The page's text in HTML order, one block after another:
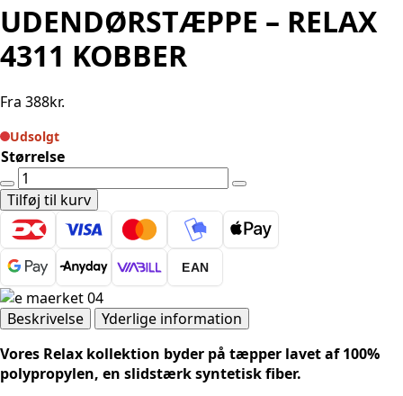
UDENDØRSTÆPPE – RELAX
4311 KOBBER
Fra 388kr.
Udsolgt
Størrelse
UDENDØRSTÆPPE
-
RELAX
4311
KOBBER
antal
Tilføj til kurv
EAN
Beskrivelse
Yderlige information
Vores Relax kollektion byder på tæpper lavet af 100%
polypropylen, en slidstærk syntetisk fiber.